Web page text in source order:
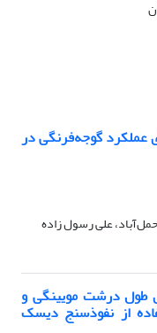
عملکرد گوجه‌فرنگی در
علی رسول زاده
طول درشت مویینگی و
از نفوذسنج دیسک